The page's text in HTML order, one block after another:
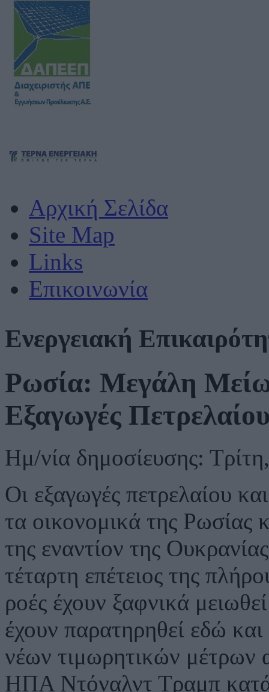
Αρχική Σελίδα
Site Map
Links
Επικοινωνία
Ενεργειακή
Ρωσία: Μεγάλη
Εξαγωγές
Ημ/νία δημοσίευσης:
Οι εξαγωγές πετρελαίου
τα οικονομικά της Ρωσίας
της εναντίον της
τέταρτη επέτειος της
ροές έχουν ξαφνικά
έχουν παρατηρηθεί εδώ
νέων τιμωρητικών μέτρων
ΗΠΑ Ντόναλντ Τραμπ κατά